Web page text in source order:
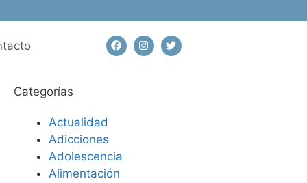
Categorías
Actualidad
Adicciones
Adolescencia
Alimentación